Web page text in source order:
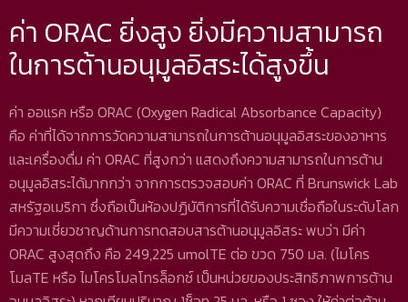
ค่า ORAC ยิ่งสูง ยิ่งมีความสามารถ
ในการต้านอนุมูลอิสระได้สูงขึ้น
ค่า ออแรค หรือ ORAC (Oxygen Radical Absorbance Capacity)
คือ ค่าที่ได้จากการวัดความสามารถในการต้านอนุมูลอิสระของอาหาร
และเครื่องดื่ม ค่า ORAC ที่สูงกว่า แสดงถึงความสามารถในการต้าน
อนุมูลอิสระได้มากกว่า จากการตรวจสอบค่า ORAC ที่ Brunswick Lab
สหรัฐอเมริกา ซึ่งถือเป็นห้องปฏิบัติการที่ได้รับความเชื่อถือในระดับโลก
มีความเชี่ยวชาญด้านการทดสอบสารต้านอนุมูลอิสระ พบว่า มีค่า
ORAC สูงสุดถึง คือ 249,225 umolTE ต่อ ขวด 750 มล. (ไมโคร
โมลTE หรือ ไมโครโมลโทรล็อกซ์ เป็นหน่วยของประสิทธิภาพการต้าน